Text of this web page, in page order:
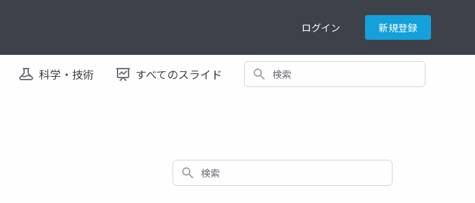
ログイン 新規登録
科学・技術 すべてのスライド 検索
検索